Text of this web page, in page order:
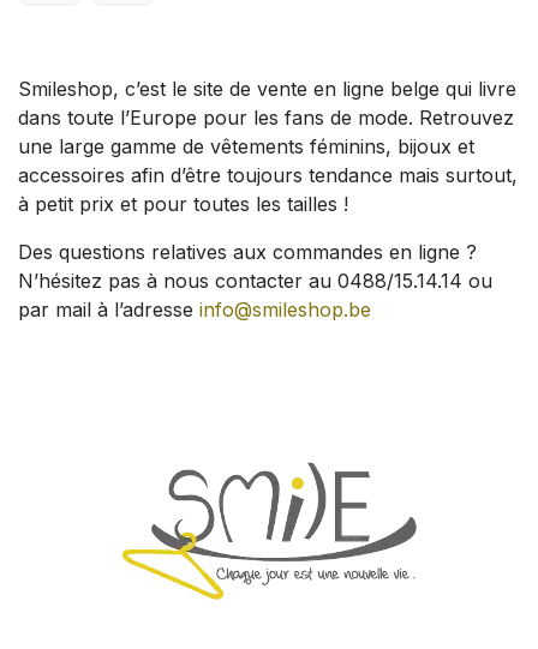
Smileshop, c’est le site de vente en ligne belge qui livre
dans toute l’Europe pour les fans de mode. Retrouvez
une large gamme de vêtements féminins, bijoux et
accessoires afin d’être toujours tendance mais surtout,
à petit prix et pour toutes les tailles !
Des questions relatives aux commandes en ligne ?
N’hésitez pas à nous contacter au 0488/15.14.14 ou
par mail à l’adresse info@smileshop.be